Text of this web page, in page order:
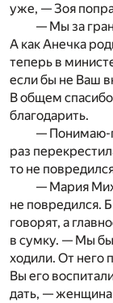
уже, — Зоя
— Мы за
А как Анечка
теперь в
если бы не Ваш
В общем
благодарить.
— Понимаю-
раз
то не
— Мария
не повредился.
говорят, а
в сумку. — Мы
ходили. От него
Вы его
дать, — женщина